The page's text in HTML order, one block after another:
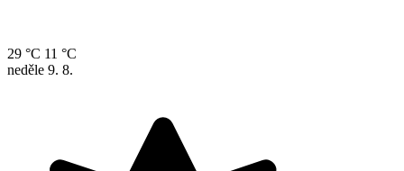
29 °C 11 °C
neděle 9. 8.